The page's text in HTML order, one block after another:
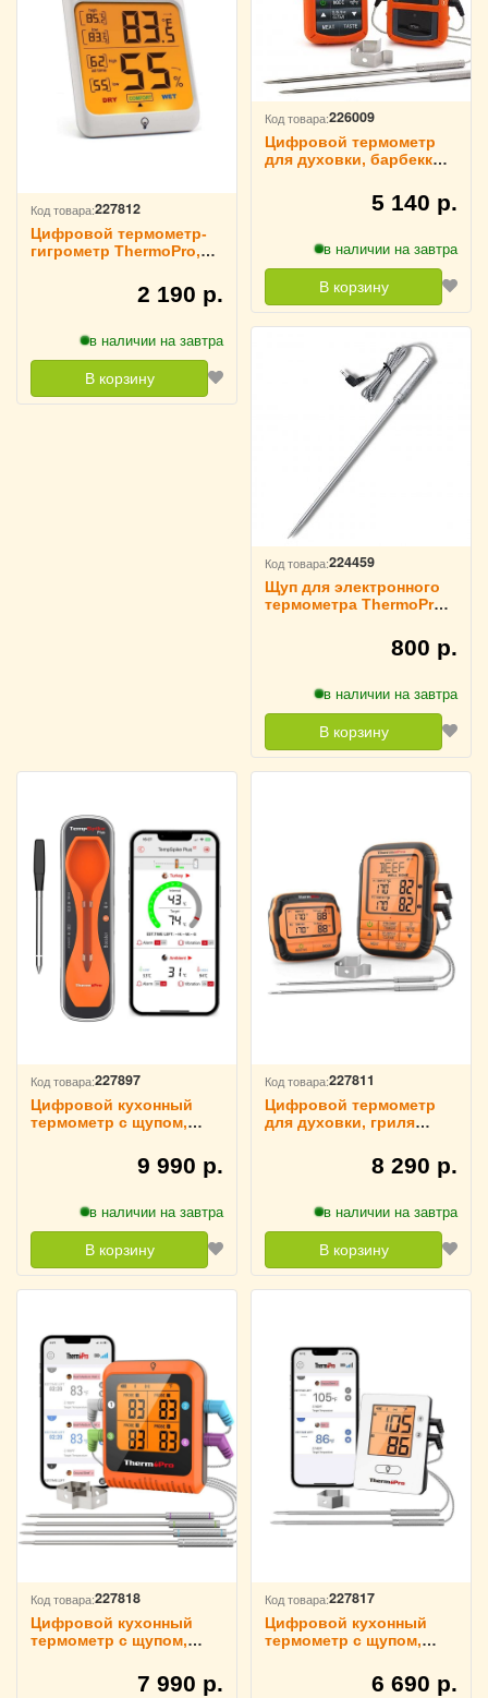
Код товара:227812
Цифровой термометр-
гигрометр ThermoPro,
2 190 р.
в наличии на завтра
В корзину
Код товара:226009
Цифровой термометр
для духовки, барбеккю,
5 140 р.
в наличии на завтра
В корзину
Код товара:224459
Щуп для электронного
термометра ThermoPro
800 р.
в наличии на завтра
В корзину
Код товара:227897
Цифровой кухонный
термометр с щупом,
Thermopro, TP9709 990 р.
в наличии на завтра
В корзину
Код товара:227811
Цифровой термометр
для духовки, гриля
8 290 р.
в наличии на завтра
В корзину
Код товара:227818
Цифровой кухонный
термометр с щупом,
Thermopro, TP9307 990 р.
Код товара:227817
Цифровой кухонный
термометр с щупом,
Thermopro, TP9106 690 р.